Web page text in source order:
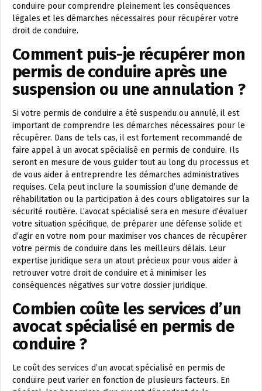
conduire pour comprendre pleinement les conséquences
légales et les démarches nécessaires pour récupérer votre
droit de conduire.
Comment puis-je récupérer mon
permis de conduire après une
suspension ou une annulation ?
Si votre permis de conduire a été suspendu ou annulé, il est
important de comprendre les démarches nécessaires pour le
récupérer. Dans de tels cas, il est fortement recommandé de
faire appel à un avocat spécialisé en permis de conduire. Ils
seront en mesure de vous guider tout au long du processus et
de vous aider à entreprendre les démarches administratives
requises. Cela peut inclure la soumission d’une demande de
réhabilitation ou la participation à des cours obligatoires sur la
sécurité routière. L’avocat spécialisé sera en mesure d’évaluer
votre situation spécifique, de préparer une défense solide et
d’agir en votre nom pour maximiser vos chances de récupérer
votre permis de conduire dans les meilleurs délais. Leur
expertise juridique sera un atout précieux pour vous aider à
retrouver votre droit de conduire et à minimiser les
conséquences négatives sur votre dossier juridique.
Combien coûte les services d’un
avocat spécialisé en permis de
conduire ?
Le coût des services d’un avocat spécialisé en permis de
conduire peut varier en fonction de plusieurs facteurs. En